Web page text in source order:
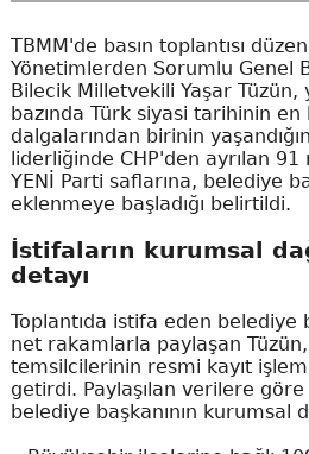
TBMM'de basın toplantısı
Yönetimlerden Sorumlu Genel
Bilecik Milletvekili Yaşar
bazında Türk siyasi tarihinin
dalgalarından birinin
liderliğinde CHP'den ayrılan
YENİ Parti saflarına, belediye
eklenmeye başladığı belirtildi.
İstifaların kurumsal
detayı
Toplantıda istifa eden belediye
net rakamlarla paylaşan
temsilcilerinin resmi kayıt
getirdi. Paylaşılan verilere
belediye başkanının kurumsal